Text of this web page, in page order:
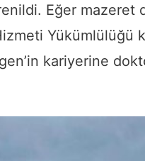
Eğer
Yükümlülüğü
kariyerine